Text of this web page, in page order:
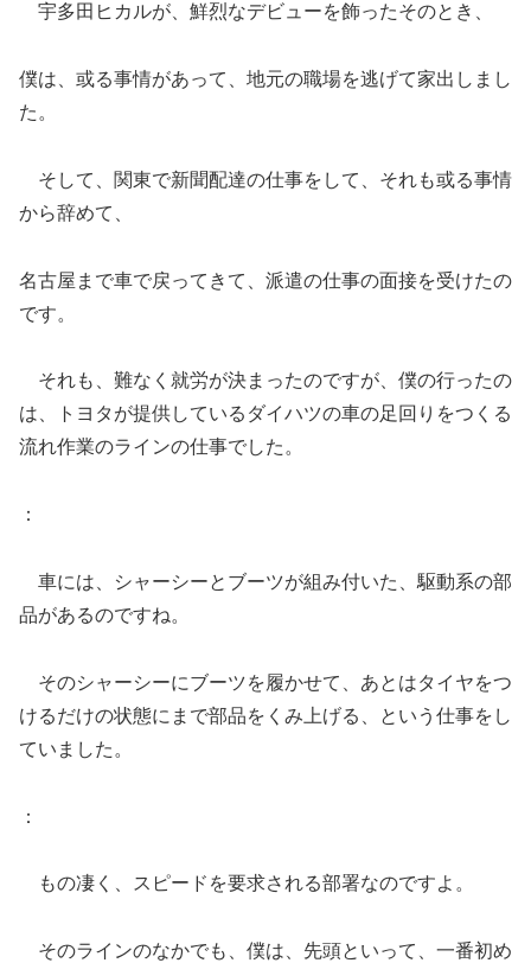
宇多田ヒカルが、鮮烈なデビューを飾ったそのとき、
僕は、或る事情があって、地元の職場を逃げて家出しまし
た。
そして、関東で新聞配達の仕事をして、それも或る事情
から辞めて、
名古屋まで車で戻ってきて、派遣の仕事の面接を受けたの
です。
それも、難なく就労が決まったのですが、僕の行ったの
は、トヨタが提供しているダイハツの車の足回りをつくる
流れ作業のラインの仕事でした。
：
車には、シャーシーとブーツが組み付いた、駆動系の部
品があるのですね。
そのシャーシーにブーツを履かせて、あとはタイヤをつ
けるだけの状態にまで部品をくみ上げる、という仕事をし
ていました。
：
もの凄く、スピードを要求される部署なのですよ。
そのラインのなかでも、僕は、先頭といって、一番初め